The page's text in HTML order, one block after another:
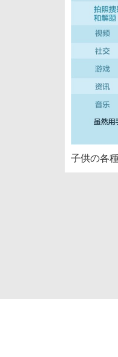
子供の各